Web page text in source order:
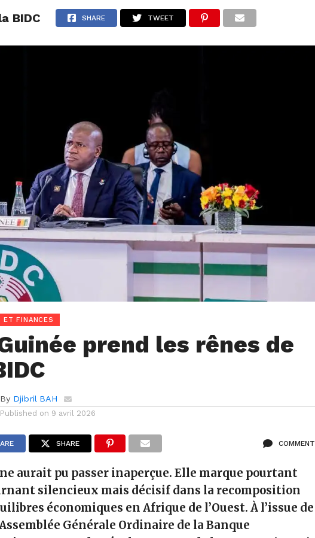
ACCUEIL AGRICULTURE ET ÉLEVAGE TRANSPORT ET TÉLÉCOMS
BIDC SHARE TWEET
ET FINANCES
prend les rênes de
By Djibril BAH
Published on 9 avril 2026
SHARE COMMENT
aurait pu passer inaperçue. Elle marque pourtant
silencieux mais décisif dans la recomposition
économiques en Afrique de l’Ouest. À l’issue de
Générale Ordinaire de la Banque